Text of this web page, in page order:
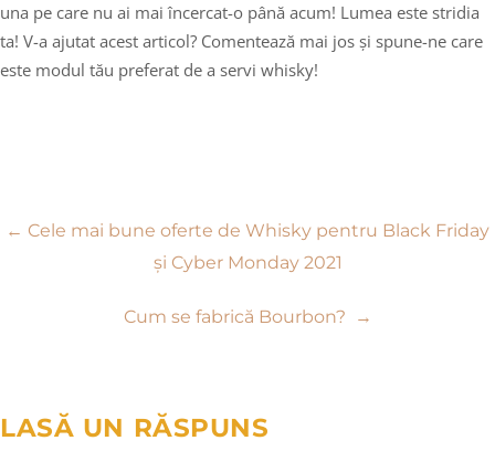
una pe care nu ai mai încercat-o până acum! Lumea este stridia
ta! V-a ajutat acest articol? Comentează mai jos și spune-ne care
este modul tău preferat de a servi whisky!
Navigare
articole
← Cele mai bune oferte de Whisky pentru Black Friday
și Cyber Monday 2021
Cum se fabrică Bourbon? →
LASĂ UN RĂSPUNS